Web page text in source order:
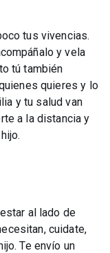
tus vivencias.
y vela
tú también
quieres y lo
y tu salud van
a la distancia y
al lado de
cuidate,
Te envío un